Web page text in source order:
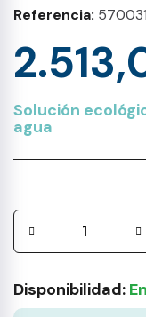
Referencia
Solución
agua
Disponibilidad: